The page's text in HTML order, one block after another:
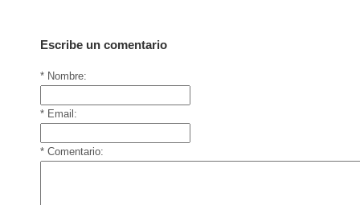
Escribe un comentario
* Nombre:
* Email:
* Comentario: